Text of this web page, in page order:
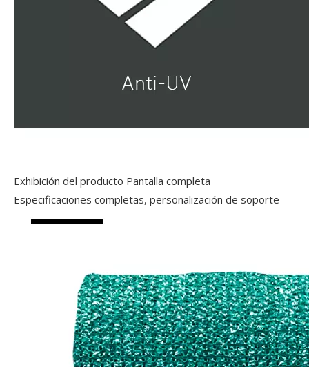
Exhibición del producto Pantalla completa
Especificaciones completas, personalización de soporte